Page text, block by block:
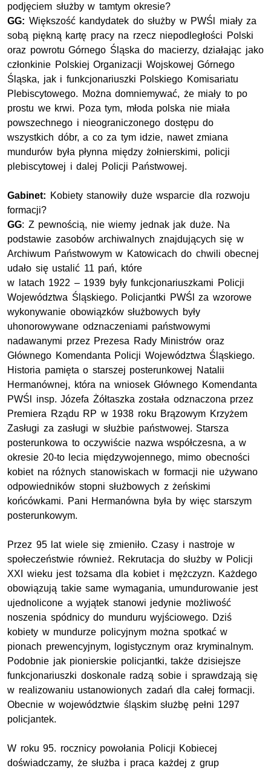
podjęciem służby w tamtym okresie?
GG: Większość kandydatek do służby w PWŚl miały za
sobą piękną kartę pracy na rzecz niepodległości Polski
oraz powrotu Górnego Śląska do macierzy, działając jako
członkinie Polskiej Organizacji Wojskowej Górnego
Śląska, jak i funkcjonariuszki Polskiego Komisariatu
Plebiscytowego. Można domniemywać, że miały to po
prostu we krwi. Poza tym, młoda polska nie miała
powszechnego i nieograniczonego dostępu do
wszystkich dóbr, a co za tym idzie, nawet zmiana
mundurów była płynna między żołnierskimi, policji
plebiscytowej i dalej Policji Państwowej.
Gabinet: Kobiety stanowiły duże wsparcie dla rozwoju
formacji?
GG: Z pewnością, nie wiemy jednak jak duże. Na
podstawie zasobów archiwalnych znajdujących się w
Archiwum Państwowym w Katowicach do chwili obecnej
udało się ustalić 11 pań, które
w latach 1922 – 1939 były funkcjonariuszkami Policji
Województwa Śląskiego. Policjantki PWŚl za wzorowe
wykonywanie obowiązków służbowych były
uhonorowywane odznaczeniami państwowymi
nadawanymi przez Prezesa Rady Ministrów oraz
Głównego Komendanta Policji Województwa Śląskiego.
Historia pamięta o starszej posterunkowej Natalii
Hermanównej, która na wniosek Głównego Komendanta
PWŚl insp. Józefa Żółtaszka została odznaczona przez
Premiera Rządu RP w 1938 roku Brązowym Krzyżem
Zasługi za zasługi w służbie państwowej. Starsza
posterunkowa to oczywiście nazwa współczesna, a w
okresie 20-to lecia międzywojennego, mimo obecności
kobiet na różnych stanowiskach w formacji nie używano
odpowiedników stopni służbowych z żeńskimi
końcówkami. Pani Hermanówna była by więc starszym
posterunkowym.
Przez 95 lat wiele się zmieniło. Czasy i nastroje w
społeczeństwie również. Rekrutacja do służby w Policji
XXI wieku jest tożsama dla kobiet i mężczyzn. Każdego
obowiązują takie same wymagania, umundurowanie jest
ujednolicone a wyjątek stanowi jedynie możliwość
noszenia spódnicy do munduru wyjściowego. Dziś
kobiety w mundurze policyjnym można spotkać w
pionach prewencyjnym, logistycznym oraz kryminalnym.
Podobnie jak pionierskie policjantki, także dzisiejsze
funkcjonariuszki doskonale radzą sobie i sprawdzają się
w realizowaniu ustanowionych zadań dla całej formacji.
Obecnie w województwie śląskim służbę pełni 1297
policjantek.
W roku 95. rocznicy powołania Policji Kobiecej
doświadczamy, że służba i praca każdej z grup